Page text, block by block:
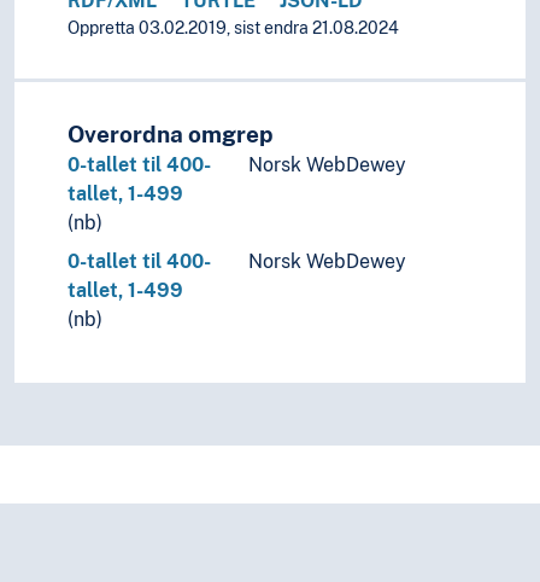
Oppretta 03.02.2019, sist endra 21.08.2024
Overordna omgrep
0-tallet til 400-
tallet, 1-499
(nb)
Norsk WebDewey
0-tallet til 400-
tallet, 1-499
(nb)
Norsk WebDewey